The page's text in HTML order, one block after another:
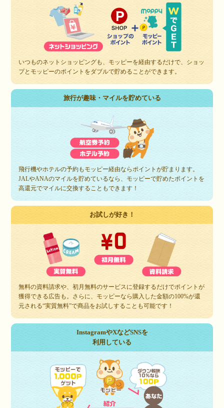
いつものネットショッピングも、モッピーを経由するだけで、ショッ
プとモッピーのポイントをダブルで貯めることができます。
旅行が趣味・マイルを貯めている
飛行機やホテルの予約もモッピー経由ならポイントが貯まります。
JALやANAのマイルを貯めているなら、モッピーで貯めたポイントを
高還元でマイルに交換することもできます！
お試しが好き！
無料の資料請求や、初月無料のサービスに登録するだけでポイントが
獲得できる広告も。さらに、モッピーなら購入した金額の100%が還
元される“実質無料”で商品をお試しすることも可能です！
InstagramやXなどSNSを
利用している